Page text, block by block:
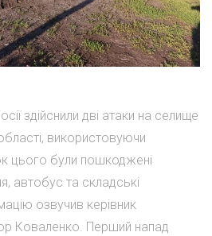
здійснили дві атаки на селище
використовуючи
цього були пошкоджені
автобус та складські
озвучив керівник
Коваленко. Перший напад